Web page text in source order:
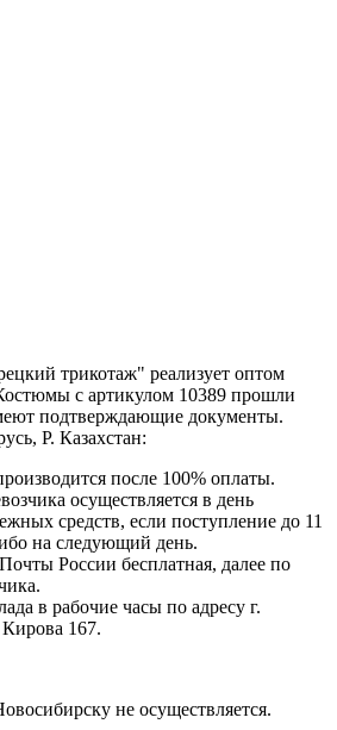
трикотаж" реализует оптом
с артикулом 10389 прошли
подтверждающие документы.
Р. Казахстан:
после 100% оплаты.
осуществляется в день
средств, если поступление до 11
на следующий день.
России бесплатная, далее по
в рабочие часы по адресу г.
167.
не осуществляется.